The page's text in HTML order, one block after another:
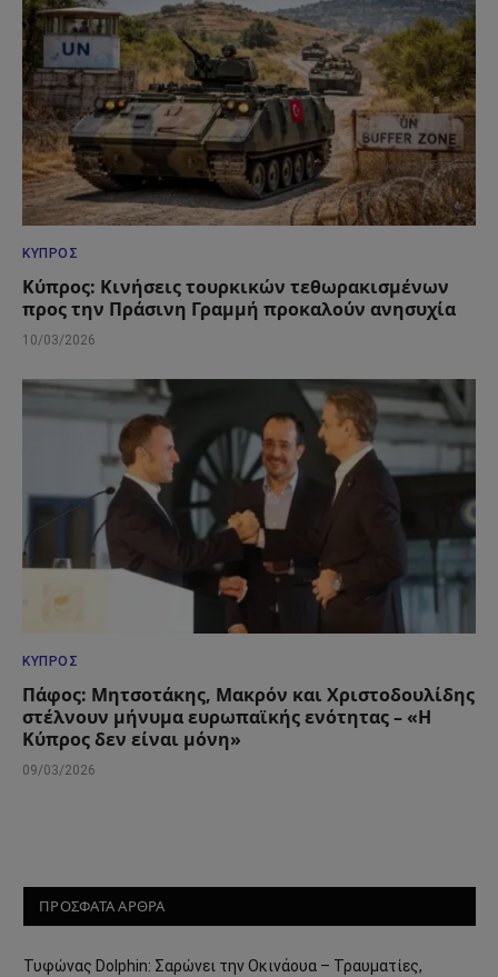
ΚΎΠΡΟΣ
Κύπρος: Κινήσεις τουρκικών τεθωρακισμένων
προς την Πράσινη Γραμμή προκαλούν ανησυχία
10/03/2026
ΚΎΠΡΟΣ
Πάφος: Μητσοτάκης, Μακρόν και Χριστοδουλίδης
στέλνουν μήνυμα ευρωπαϊκής ενότητας – «Η
Κύπρος δεν είναι μόνη»
09/03/2026
ΠΡΟΣΦΑΤΑ ΑΡΘΡΑ
Τυφώνας Dolphin: Σαρώνει την Οκινάουα – Τραυματίες,